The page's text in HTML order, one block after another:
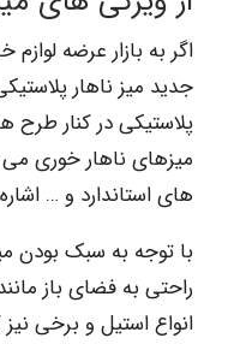
اگر به بازار عرضه
جدید میز ناهار
پلاستیکی در کنار طرح
میزهای ناهار خوری
های استاندارد و …
با توجه به سبک بودن
راحتی به فضای باز
انواع استیل و برخی